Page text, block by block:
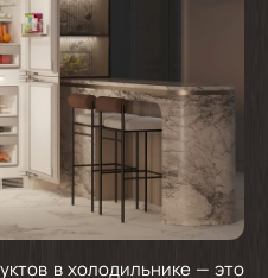
в холодильнике — это